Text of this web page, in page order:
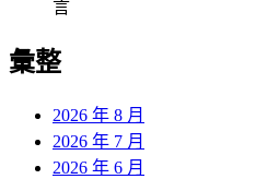
言
彙整
2026 年 8 月
2026 年 7 月
2026 年 6 月